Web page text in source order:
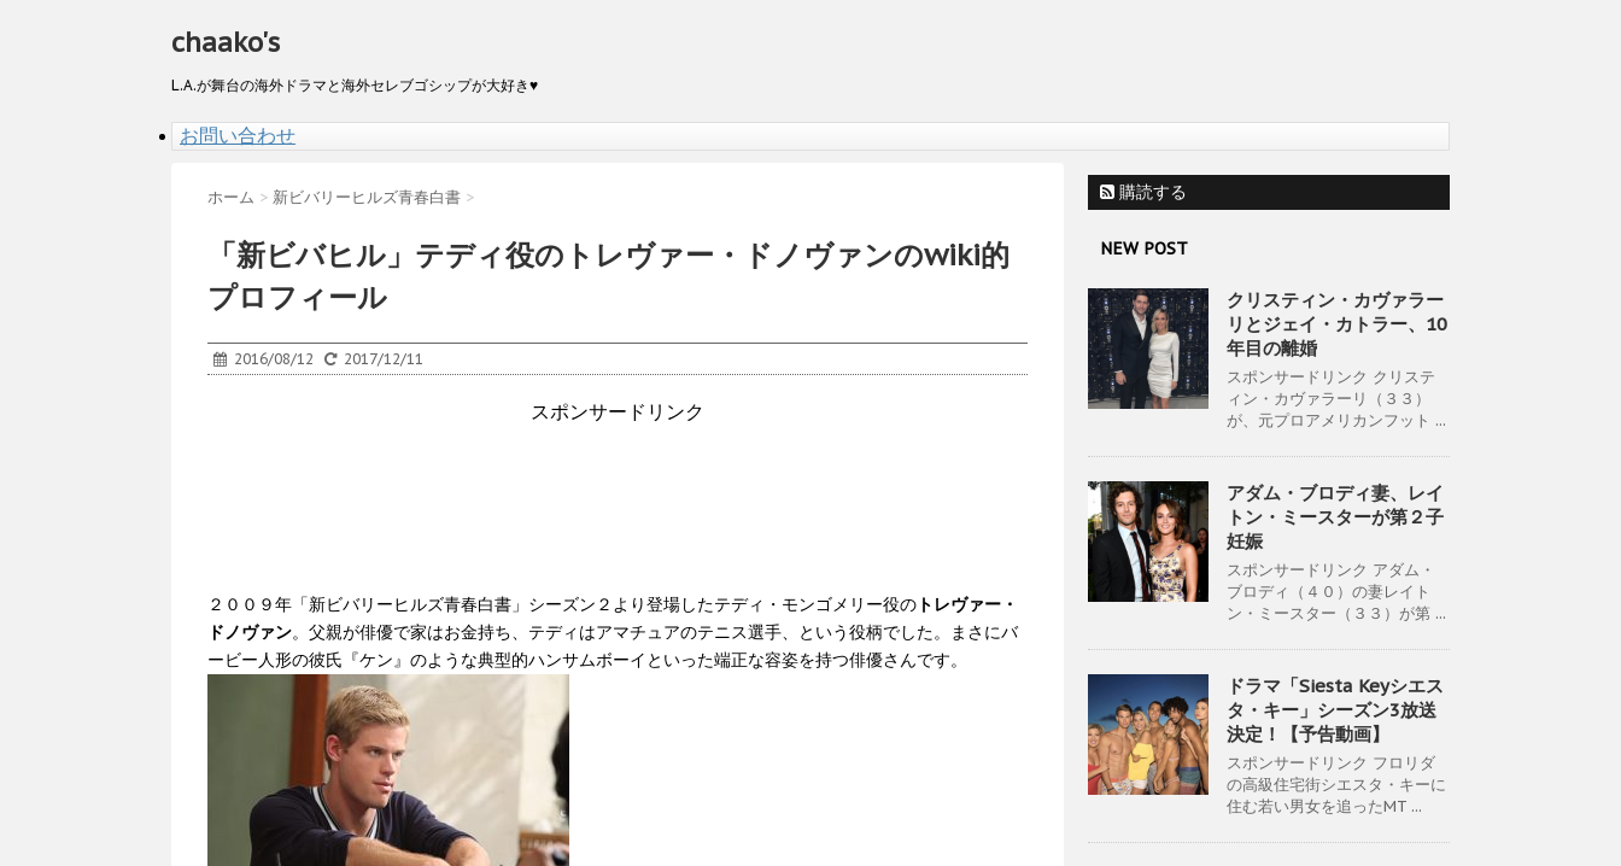
chaako's
L.A.が舞台の海外ドラマと海外セレブゴシップが大好き♥
お問い合わせ
ホーム > 新ビバリーヒルズ青春白書 >
「新ビバヒル」テディ役のトレヴァー・ドノヴァンのwiki的
プロフィール
2016/08/12 2017/12/11
スポンサードリンク
２００９年「新ビバリーヒルズ青春白書」シーズン２より登場したテディ・モンゴメリー役の トレヴァー・
ドノヴァン。父親が俳優で家はお金持ち、テディはアマチュアのテニス選手、という役柄でした。まさにバ
ービー人形の彼氏『ケン』のような典型的ハンサムボーイといった端正な容姿を持つ俳優さんです。
購読する
NEW POST
クリスティン・カヴァラー
リとジェイ・カトラー、10
年目の離婚
スポンサードリンク クリステ
ィン・カヴァラーリ（３３）
が、元プロアメリカンフット ...
アダム・ブロディ妻、レイ
トン・ミースターが第２子
妊娠
スポンサードリンク アダム・
ブロディ（４０）の妻レイト
ン・ミースター（３３）が第 ...
ドラマ「Siesta Keyシエス
タ・キー」シーズン3放送
決定！【予告動画】
スポンサードリンク フロリダ
の高級住宅街シエスタ・キーに
住む若い男女を追ったMT ...